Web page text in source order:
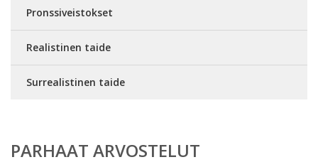
Pronssiveistokset
Realistinen taide
Surrealistinen taide
PARHAAT ARVOSTELUT